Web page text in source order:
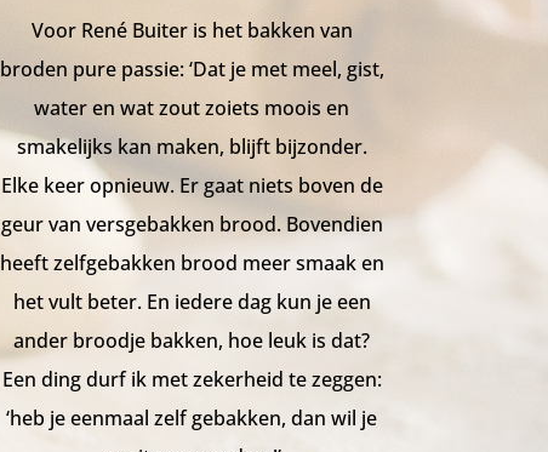
Voor René Buiter is het bakken van
broden pure passie: ‘Dat je met meel, gist,
water en wat zout zoiets moois en
smakelijks kan maken, blijft bijzonder.
Elke keer opnieuw. Er gaat niets boven de
geur van versgebakken brood. Bovendien
heeft zelfgebakken brood meer smaak en
het vult beter. En iedere dag kun je een
ander broodje bakken, hoe leuk is dat?
Een ding durf ik met zekerheid te zeggen:
‘heb je eenmaal zelf gebakken, dan wil je